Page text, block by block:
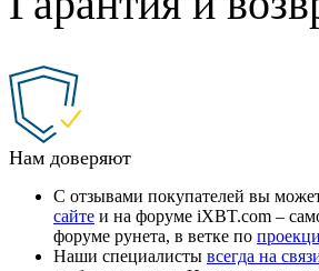
Нам доверяют
С отзывами покупателей вы
сайте и на форуме iXBT.com –
форуме рунета, в ветке по
Наши специалисты всегда на